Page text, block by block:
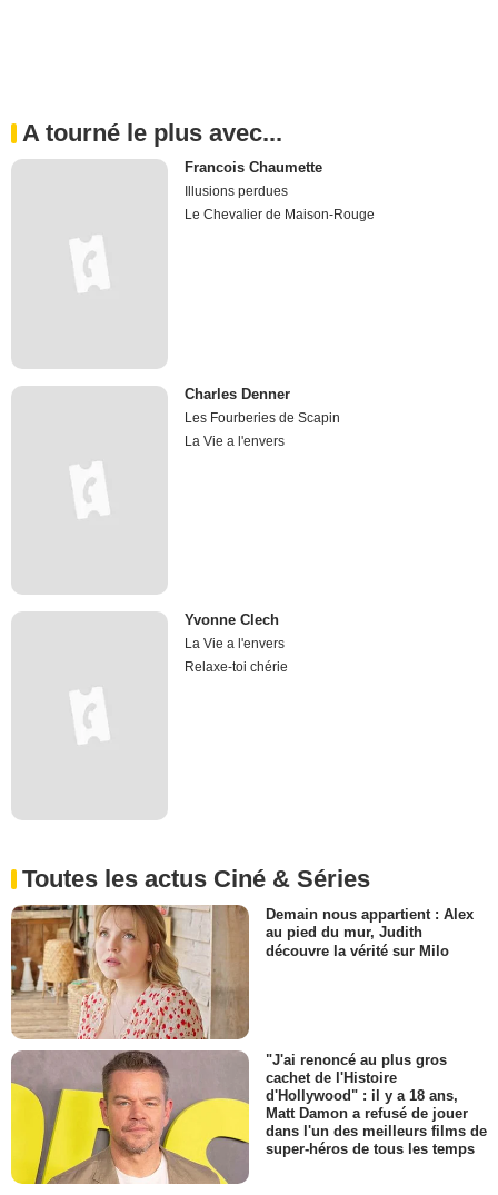
A tourné le plus avec...
Francois Chaumette
Illusions perdues
Le Chevalier de Maison-Rouge
Charles Denner
Les Fourberies de Scapin
La Vie a l'envers
Yvonne Clech
La Vie a l'envers
Relaxe-toi chérie
Toutes les actus Ciné & Séries
Demain nous appartient : Alex
au pied du mur, Judith
découvre la vérité sur Milo
"J'ai renoncé au plus gros
cachet de l'Histoire
d'Hollywood" : il y a 18 ans,
Matt Damon a refusé de jouer
dans l'un des meilleurs films de
super-héros de tous les temps